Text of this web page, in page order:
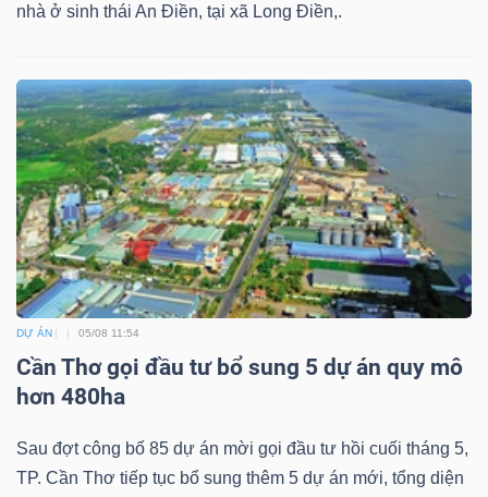
nhà ở sinh thái An Điền, tại xã Long Điền,.
DỰ ÁN 05/08 11:54
Cần Thơ gọi đầu tư bổ sung 5 dự án quy mô
hơn 480ha
Sau đợt công bố 85 dự án mời gọi đầu tư hồi cuối tháng 5,
TP. Cần Thơ tiếp tục bổ sung thêm 5 dự án mới, tổng diện